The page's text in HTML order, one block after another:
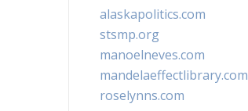
alaskapolitics.com
stsmp.org
manoelneves.com
mandelaeffectlibrary.com
roselynns.com